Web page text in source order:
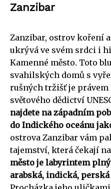
Zanzibar
Zanzibar, ostrov koření
ukrývá ve svém srdci i
Kamenné město. Toto
svahilských domů s
rušných tržišť je právem
světového dědictví
najdete na západním
do Indického oceánu
ostrova Zanzibar vám
tajemství, která čekají
město je labyrintem
arabská, indická,